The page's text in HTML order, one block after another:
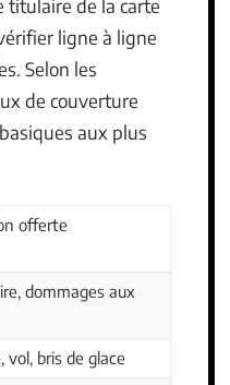
titulaire de la carte
ligne à ligne
Selon les
de couverture
aux plus
offerte
dommages aux
vol, bris de glace